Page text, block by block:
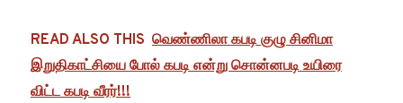
READ ALSO THIS வெண்ணிலா கபடி குழு சினிமா
இறுதிகாட்சியை போல் கபடி என்று சொன்னபடி உயிரை
விட்ட கபடி வீரர்!!!